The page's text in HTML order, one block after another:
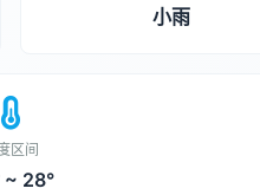
小雨
区间
~ 28°